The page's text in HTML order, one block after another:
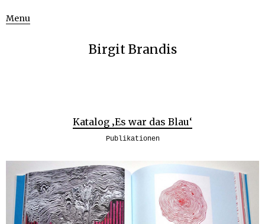
Menu
Birgit Brandis
Katalog ‚Es war das Blau‘
Publikationen